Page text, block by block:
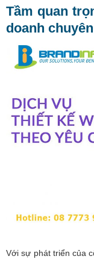
Tầm quan
doanh
Với sự phát triển của